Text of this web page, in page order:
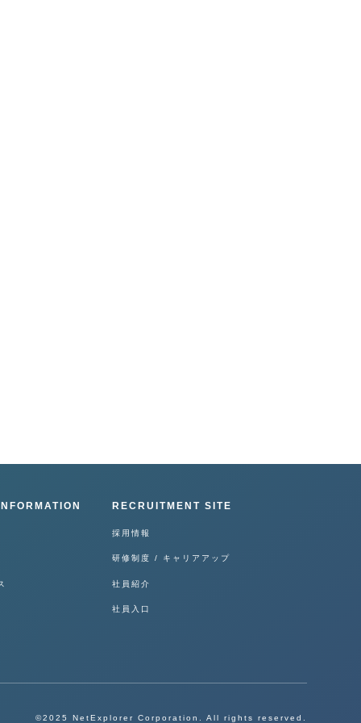
RECRUITMENT SITE
採用情報
研修制度 / キャリアアップ
社員紹介
社員入口
©2025 NetExplorer Corporation. All rights reserved.